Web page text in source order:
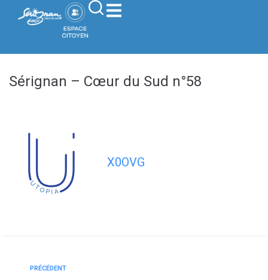
principal
Sérignan – Cœur du Sud n°58
X0OVG
PRÉCÉDENT